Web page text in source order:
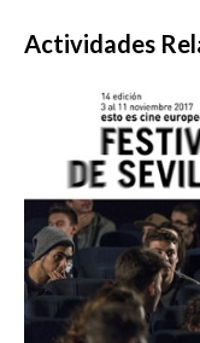
Actividades